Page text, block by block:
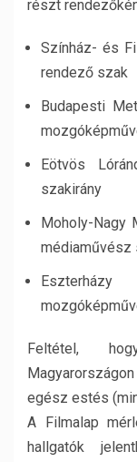
részt
Színház- és
rendező szak
Budapesti
Eötvös
szakirány
Moholy-Nagy
médiaművész
Feltétel,
egész estés
A Filmalap
hallgatók